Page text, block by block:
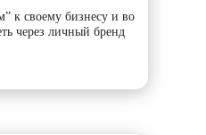
к своему бизнесу и во
через личный бренд